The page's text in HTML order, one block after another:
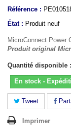
Référence :
État : Produit neuf
MicroConnect Power
Produit original
Quantité disponible
En stock -
Tweet
Imprimer